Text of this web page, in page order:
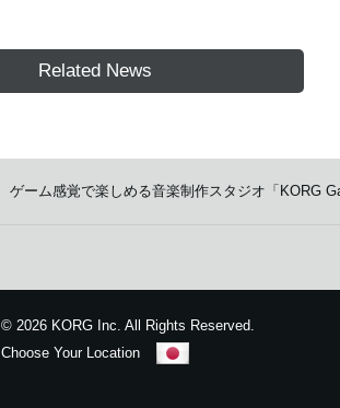
Related News
ゲーム感覚で楽しめる音楽制作スタジオ「KORG
©2026 KORG Inc. All Rights Reserved.
Choose Your Location